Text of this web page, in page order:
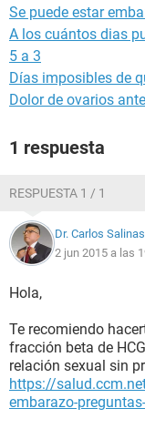
Se puede estar
A los cuántos dias
5 a 3
Días imposibles de
Dolor de ovarios
1 respuesta
RESPUESTA 1 / 1
Dr. Carlos Salinas
2 jun 2015 a las
Hola,
Te recomiendo
fracción beta de
relación sexual sin
https://
embarazo-